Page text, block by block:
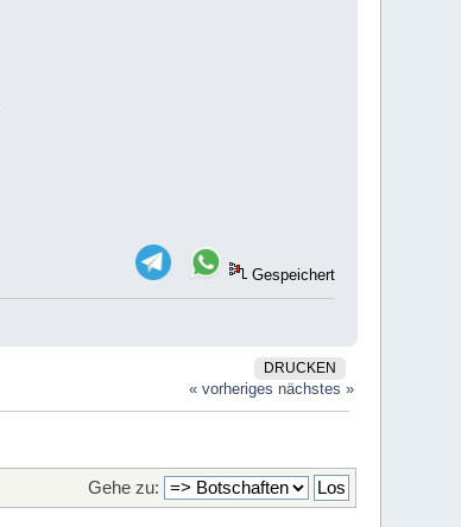
Gespeichert
DRUCKEN
« vorheriges nächstes »
Gehe zu: